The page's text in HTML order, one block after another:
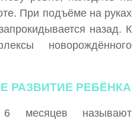
При подъёме на руках
назад. К
новорождённого
РАЗВИТИЕ РЕБЁНКА
называют